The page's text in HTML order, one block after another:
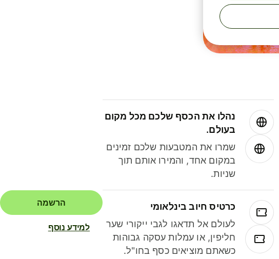
נהלו את הכסף שלכם מכל מקום
בעולם.
שמרו את המטבעות שלכם זמינים
במקום אחד, והמירו אותם תוך
שניות.
כרטיס חיוב בינלאומי
לעולם אל תדאגו לגבי ייקורי שער
חליפין, או עמלות עסקה גבוהות
כשאתם מוציאים כסף בחו"ל.
הרשמה
למידע נוסף